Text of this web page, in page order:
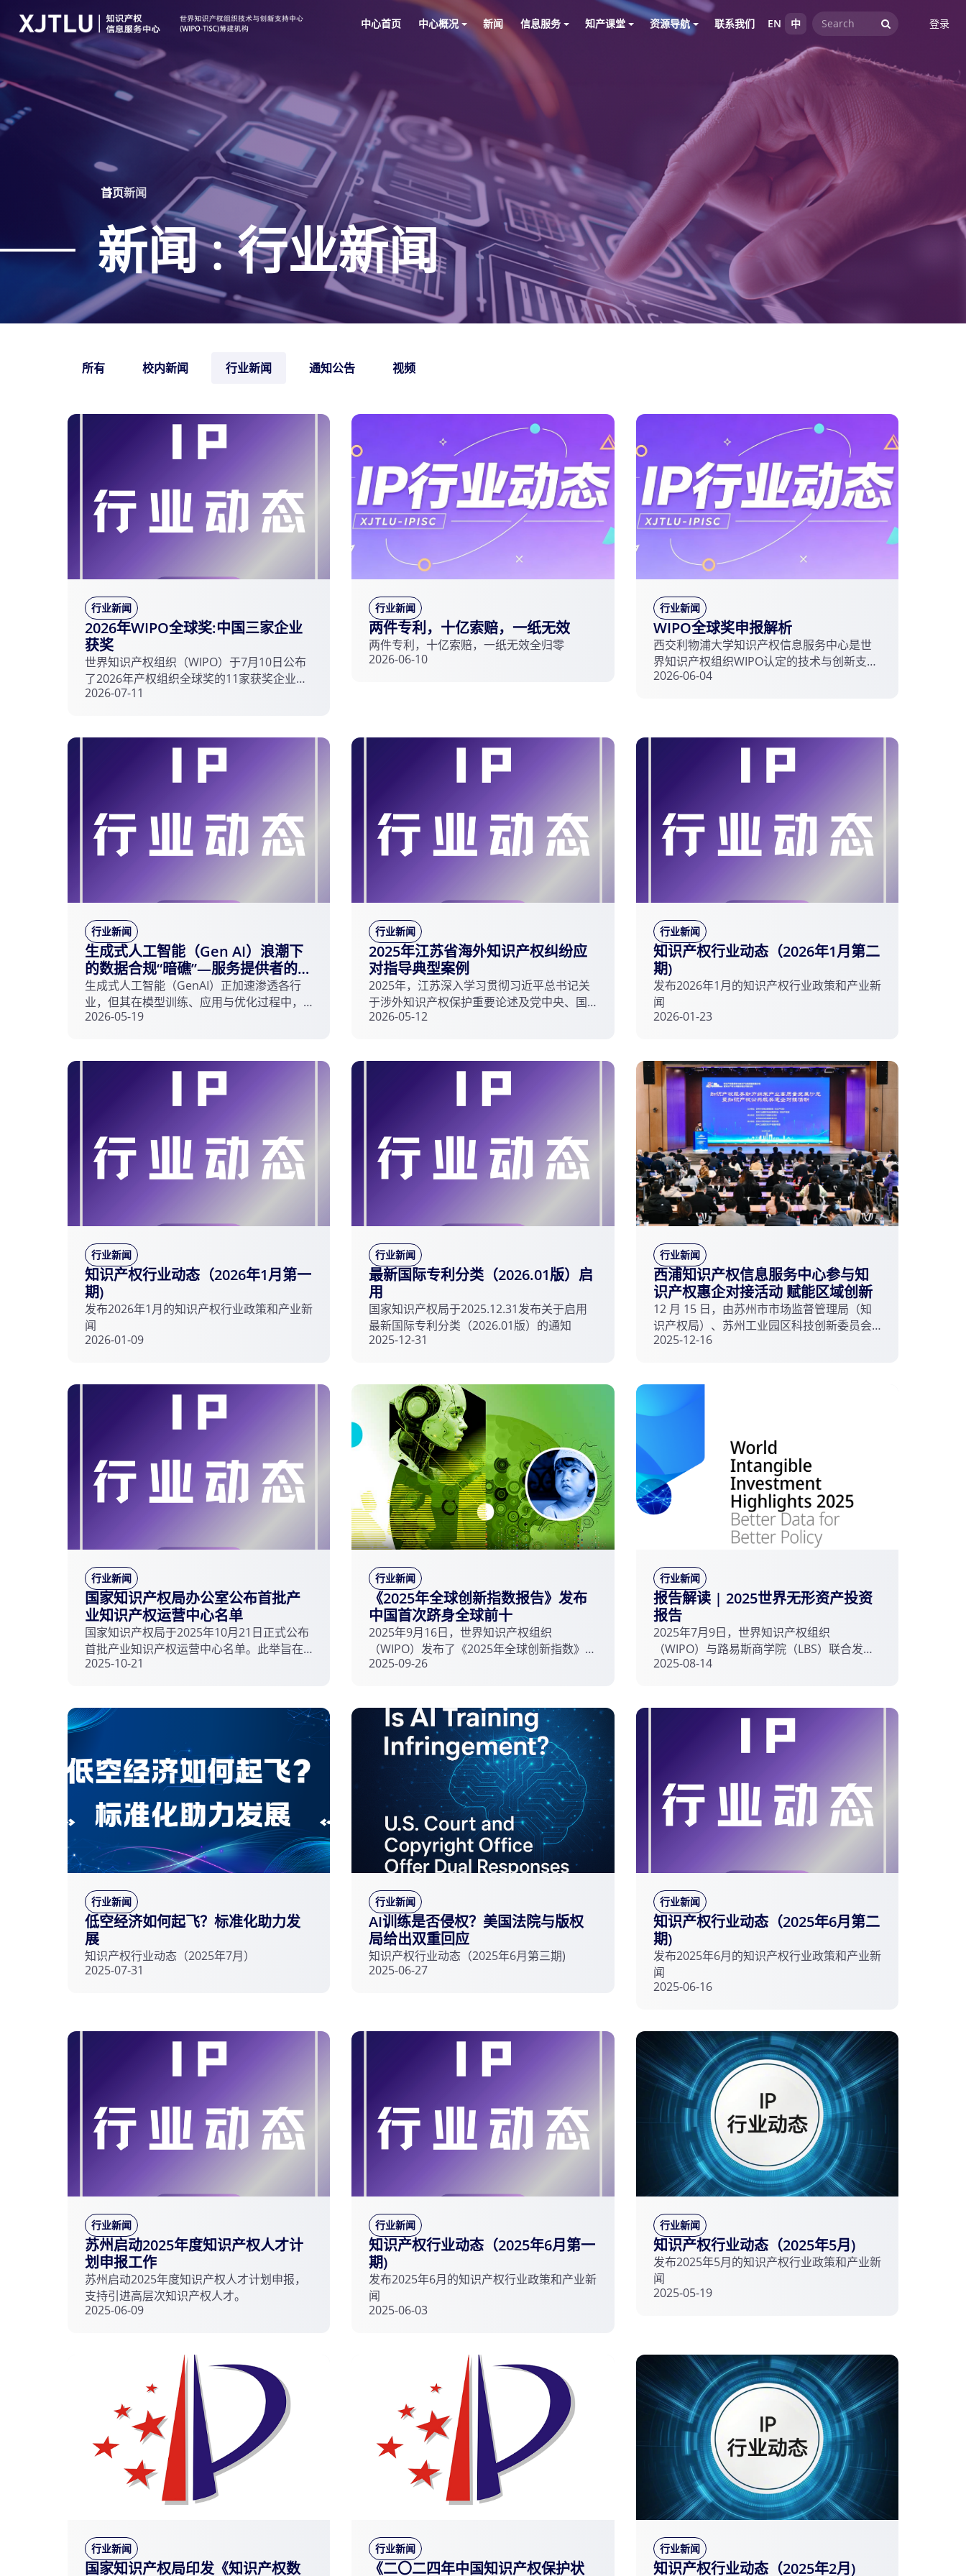
中心首页 中心概况 新闻 信息服务 知产课堂 资源导航 联系我们 EN 中 登录
首页新闻
新闻 : 行业新闻
所有 校内新闻 行业新闻 通知公告 视频
行业新闻
2026年WIPO全球奖:中国三家企业
获奖
世界知识产权组织（WIPO）于7月10日公布
了2026年产权组织全球奖的11家获奖企业，
表彰其在利用知识产权将产品推向市场方面
置，以及促进运动员大脑健康的头盔传感器
2026-07-11
行业新闻
两件专利，十亿索赔，一纸无效
两件专利，十亿索赔，一纸无效全归零
2026-06-10
行业新闻
WIPO全球奖申报解析
西交利物浦大学知识产权信息服务中心是世
界知识产权组织WIPO认定的技术与创新支持
中心（TISC）筹建机构，为政府、企业、高
2026-06-04
行业新闻
生成式人工智能（Gen AI）浪潮下
的数据合规“暗礁”—服务提供者的合
规与应对
生成式人工智能（GenAI）正加速渗透各行
业，但其在模型训练、应用与优化过程中，
数据安全与个人信息保护风险日益突出。本
型应用、模型优化三个方面，重点分析生成
式人工智能服务提供者在数据安全与个人信
息保护方面的合规风险与应对。
2026-05-19
行业新闻
2025年江苏省海外知识产权纠纷应
对指导典型案例
2025年，江苏深入学习贯彻习近平总书记关
于涉外知识产权保护重要论述及党中央、国
务院涉外知识产权保护决策部署，进一步完
对指导地方工作平台，全省国家级海外知识
产权纠纷应对指导地方机构达16家，实现设
区市全覆盖。全省海外知识产权纠纷应对指
+专业支撑+协调联动”工作机制，围绕生物医
药、新能源等重点产业，聚焦337调查、跨境
电商诉讼、商标抢注、SEP等重点领域，监测
海外知识产权纠纷722件，为176家企业提供
具有代表性的实践案例，汇编成“2025年江苏
省海外知识产权纠纷应对指导典型案例”。各
地可结合实际充分学习借鉴，进一步加强海
外知识产权纠纷应对指导工作能力，打好涉
外护航攻坚战，为我省出海企业提供更加便
捷专业服务，为全省经济社会高质量发展提
供有力支撑。
2026-05-12
行业新闻
知识产权行业动态（2026年1月第二
期)
发布2026年1月的知识产权行业政策和产业新
闻
2026-01-23
行业新闻
知识产权行业动态（2026年1月第一
期)
发布2026年1月的知识产权行业政策和产业新
闻
2026-01-09
行业新闻
最新国际专利分类（2026.01版）启
用
国家知识产权局于2025.12.31发布关于启用
最新国际专利分类（2026.01版）的通知
2025-12-31
行业新闻
西浦知识产权信息服务中心参与知
识产权惠企对接活动 赋能区域创新
12 月 15 日，由苏州市市场监督管理局（知
识产权局）、苏州工业园区科技创新委员会
（知识产权局）联合主办，苏州市知识产权
权公共服务惠企对接活动” 在苏州纳米城顺利
举行，活动以 “知产护航产业，创新驱动未
来” 为核心，搭建起政企研服多方高效对接平
台。
2025-12-16
行业新闻
国家知识产权局办公室公布首批产
业知识产权运营中心名单
国家知识产权局于2025年10月21日正式公布
首批产业知识产权运营中心名单。此举旨在
通过运营中心的建设，强化知识产权转化运
展。
2025-10-21
行业新闻
《2025年全球创新指数报告》发布
中国首次跻身全球前十
2025年9月16日，世界知识产权组织
（WIPO）发布了《2025年全球创新指数》报
告，中国排名首次跻身全球前十，稳居36个
战略，加快建设科技强国和知识产权强国取
得显著成就。
2025-09-26
行业新闻
报告解读 | 2025世界无形资产投资
报告
2025年7月9日，世界知识产权组织
（WIPO）与路易斯商学院（LBS）联合发布
《2025年世界无形资产投资报告》（World
2025-08-14
行业新闻
低空经济如何起飞？标准化助力发
展
知识产权行业动态（2025年7月）
2025-07-31
行业新闻
AI训练是否侵权？美国法院与版权
局给出双重回应
知识产权行业动态（2025年6月第三期)
2025-06-27
行业新闻
知识产权行业动态（2025年6月第二
期)
发布2025年6月的知识产权行业政策和产业新
闻
2025-06-16
行业新闻
苏州启动2025年度知识产权人才计
划申报工作
苏州启动2025年度知识产权人才计划申报，
支持引进高层次知识产权人才。
2025-06-09
行业新闻
知识产权行业动态（2025年6月第一
期)
发布2025年6月的知识产权行业政策和产业新
闻
2025-06-03
行业新闻
知识产权行业动态（2025年5月)
发布2025年5月的知识产权行业政策和产业新
闻
2025-05-19
行业新闻
国家知识产权局印发《知识产权数
行业新闻
《二〇二四年中国知识产权保护状
行业新闻
知识产权行业动态（2025年2月)